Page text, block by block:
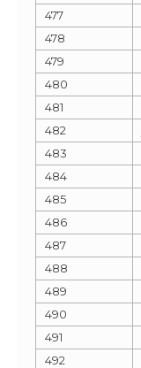
477
478
479
480
481
482
483
484
485
486
487
488
489
490
491
492